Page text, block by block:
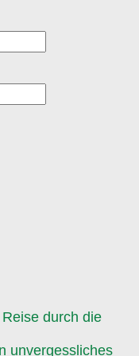
je... eine
fast wie ein
Am 25.
St. Stephen’s Day
auch
durch die
unvergessliches